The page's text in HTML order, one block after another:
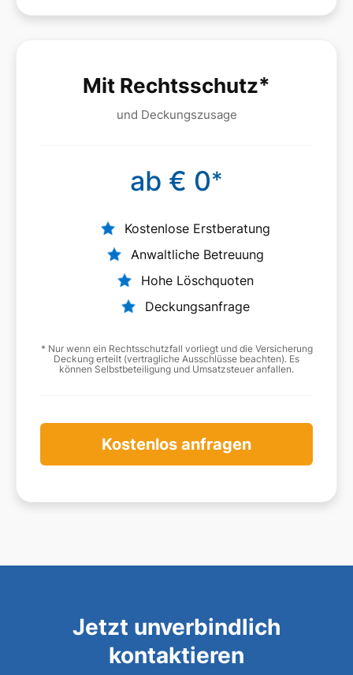
Mit Rechtsschutz*
und Deckungszusage
ab € 0*
Kostenlose Erstberatung
Anwaltliche Betreuung
Hohe Löschquoten
Deckungsanfrage
* Nur wenn ein Rechtsschutzfall vorliegt und die Versicherung
Deckung erteilt (vertragliche Ausschlüsse beachten). Es
können Selbstbeteiligung und Umsatzsteuer anfallen.
Kostenlos anfragen
Jetzt unverbindlich
kontaktieren